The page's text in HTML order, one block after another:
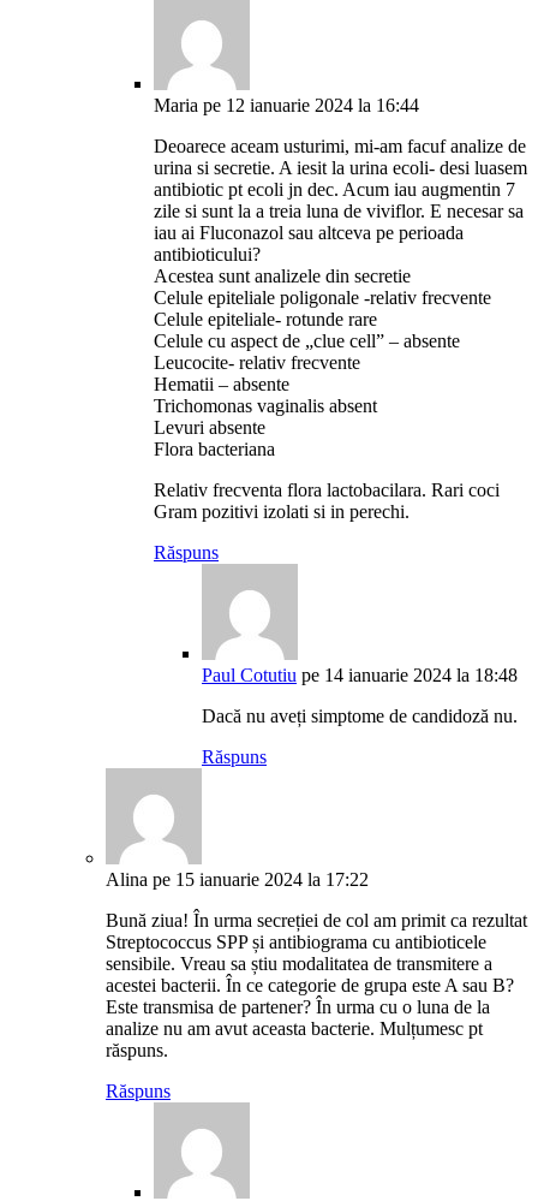
Maria pe 12 ianuarie 2024 la 16:44
Deoarece aceam usturimi, mi-am facuf analize de
urina si secretie. A iesit la urina ecoli- desi luasem
antibiotic pt ecoli jn dec. Acum iau augmentin 7
zile si sunt la a treia luna de viviflor. E necesar sa
iau ai Fluconazol sau altceva pe perioada
antibioticului?
Acestea sunt analizele din secretie
Celule epiteliale poligonale -relativ frecvente
Celule epiteliale- rotunde rare
Celule cu aspect de „clue cell” – absente
Leucocite- relativ frecvente
Hematii – absente
Trichomonas vaginalis absent
Levuri absente
Flora bacteriana
Relativ frecventa flora lactobacilara. Rari coci
Gram pozitivi izolati si in perechi.
Răspuns
Paul Cotutiu pe 14 ianuarie 2024 la 18:48
Dacă nu aveți simptome de candidoză nu.
Răspuns
Alina pe 15 ianuarie 2024 la 17:22
Bună ziua! În urma secreției de col am primit ca rezultat
Streptococcus SPP și antibiograma cu antibioticele
sensibile. Vreau sa știu modalitatea de transmitere a
acestei bacterii. În ce categorie de grupa este A sau B?
Este transmisa de partener? În urma cu o luna de la
analize nu am avut aceasta bacterie. Mulțumesc pt
răspuns.
Răspuns